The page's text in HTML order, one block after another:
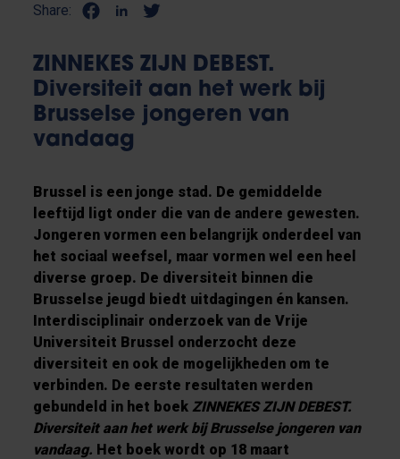
Share:
ZINNEKES ZIJN DEBEST.
Diversiteit aan het werk bij
Brusselse jongeren van
vandaag
Brussel is een jonge stad. De gemiddelde
leeftijd ligt onder die van de andere gewesten.
Jongeren vormen een belangrijk onderdeel van
het sociaal weefsel, maar vormen wel een heel
diverse groep. De diversiteit binnen die
Brusselse jeugd biedt uitdagingen én kansen.
Interdisciplinair onderzoek van de Vrije
Universiteit Brussel onderzocht deze
diversiteit en ook de mogelijkheden om te
verbinden. De eerste resultaten werden
gebundeld in het boek ZINNEKES ZIJN DEBEST.
Diversiteit aan het werk bij Brusselse jongeren van
vandaag. Het boek wordt op 18 maart